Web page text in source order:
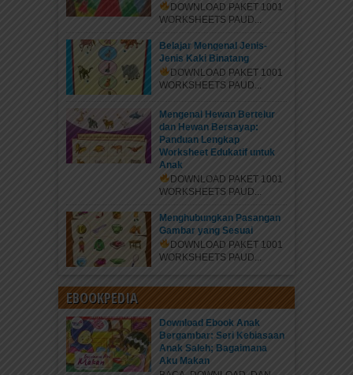
DOWNLOAD PAKET 1001
WORKSHEETS PAUD...
Belajar Mengenal Jenis-
Jenis Kaki Binatang
DOWNLOAD PAKET 1001
WORKSHEETS PAUD...
Mengenal Hewan Bertelur
dan Hewan Bersayap:
Panduan Lengkap
Worksheet Edukatif untuk
Anak
DOWNLOAD PAKET 1001
WORKSHEETS PAUD...
Menghubungkan Pasangan
Gambar yang Sesuai
DOWNLOAD PAKET 1001
WORKSHEETS PAUD...
EBOOKPEDIA
Download Ebook Anak
Bergambar: Seri Kebiasaan
Anak Saleh; Bagaimana
Aku Makan